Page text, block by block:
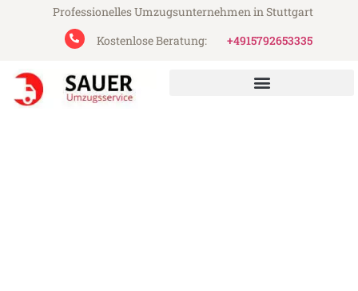
Professionelles Umzugsunternehmen in Stuttgart
Kostenlose Beratung:
+4915792653335